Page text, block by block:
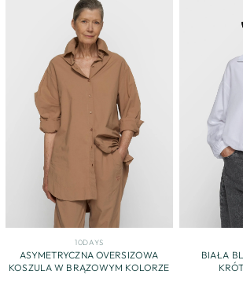
10DAYS
ASYMETRYCZNA OVERSIZOWA
KOSZULA W BRĄZOWYM KOLORZE
BIAŁA